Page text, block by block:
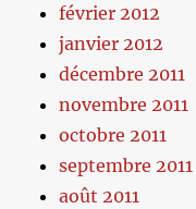
février 2012
janvier 2012
décembre 2011
novembre 2011
octobre 2011
septembre 2011
août 2011